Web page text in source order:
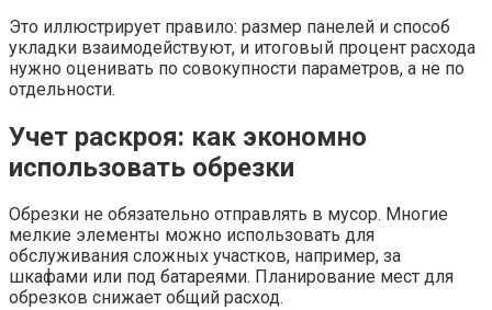
Это иллюстрирует правило: размер панелей и способ
укладки взаимодействуют, и итоговый процент расхода
нужно оценивать по совокупности параметров, а не по
отдельности.
Учет раскроя: как экономно
использовать обрезки
Обрезки не обязательно отправлять в мусор. Многие
мелкие элементы можно использовать для
обслуживания сложных участков, например, за
шкафами или под батареями. Планирование мест для
обрезков снижает общий расход.